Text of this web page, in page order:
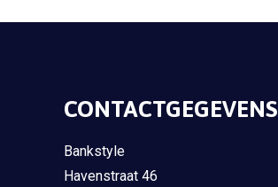
CONTACTGEGEVENS
Bankstyle
Havenstraat 46